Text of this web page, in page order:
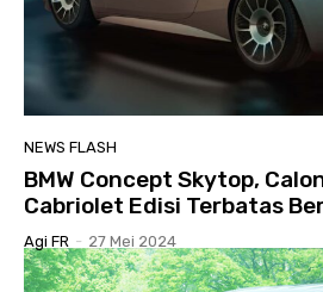
NEWS FLASH
BMW Concept Skytop,
Cabriolet Edisi Terbatas
Agi FR - 27 Mei 2024